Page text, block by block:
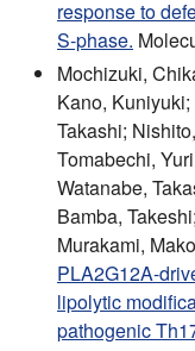
response to
S-phase.
Mochizuki,
Kano,
Takashi;
Tomabechi,
Watanabe,
Bamba,
Murakami,
PLA2G12A-
lipolytic
pathogenic